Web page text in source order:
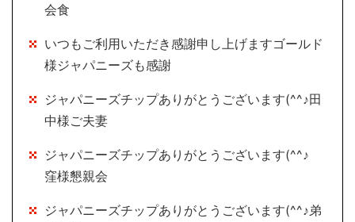
会食
いつもご利用いただき感謝申し上げますゴールド
様ジャパニーズも感謝
ジャパニーズチップありがとうございます(^^♪田
中様ご夫妻
ジャパニーズチップありがとうございます(^^♪
窪様懇親会
ジャパニーズチップありがとうございます(^^♪弟